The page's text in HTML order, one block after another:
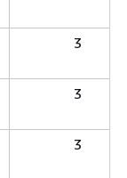
3
3
3